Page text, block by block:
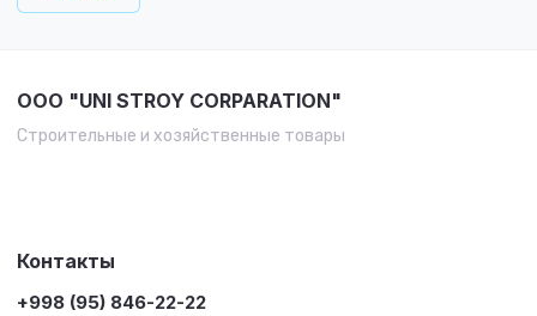
OOO "UNI STROY CORPARATION"
Строительные и хозяйственные товары
Контакты
+998 (95) 846-22-22